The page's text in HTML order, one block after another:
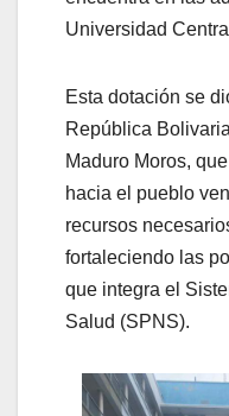
Universidad
Esta dotación se
República
Maduro Moros,
hacia el pueblo
recursos
fortaleciendo las
que integra el
Salud (SPNS).